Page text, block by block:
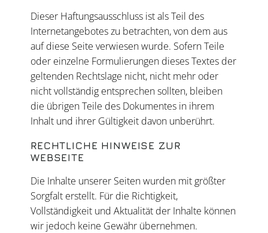
Dieser Haftungsausschluss ist als Teil des
Internetangebotes zu betrachten, von dem aus
auf diese Seite verwiesen wurde. Sofern Teile
oder einzelne Formulierungen dieses Textes der
geltenden Rechtslage nicht, nicht mehr oder
nicht vollständig entsprechen sollten, bleiben
die übrigen Teile des Dokumentes in ihrem
Inhalt und ihrer Gültigkeit davon unberührt.
RECHTLICHE HINWEISE ZUR
WEBSEITE
Die Inhalte unserer Seiten wurden mit größter
Sorgfalt erstellt. Für die Richtigkeit,
Vollständigkeit und Aktualität der Inhalte können
wir jedoch keine Gewähr übernehmen.